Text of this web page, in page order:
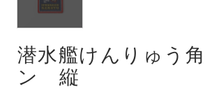
潜水艦けんりゅう
ン 縦